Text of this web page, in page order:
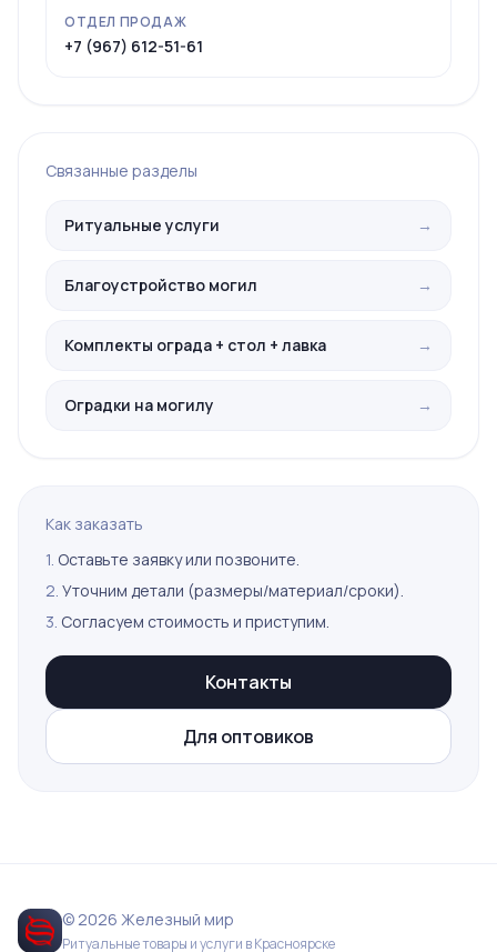
ОТДЕЛ ПРОДАЖ
+7 (967) 612-51-61
Связанные разделы
Ритуальные услуги →
Благоустройство могил →
Комплекты ограда + стол + лавка →
Оградки на могилу →
Как заказать
1. Оставьте заявку или позвоните.
2. Уточним детали (размеры/материал/сроки).
3. Согласуем стоимость и приступим.
Контакты
Для оптовиков
© 2026 Железный мир
Ритуальные товары и услуги в Красноярске